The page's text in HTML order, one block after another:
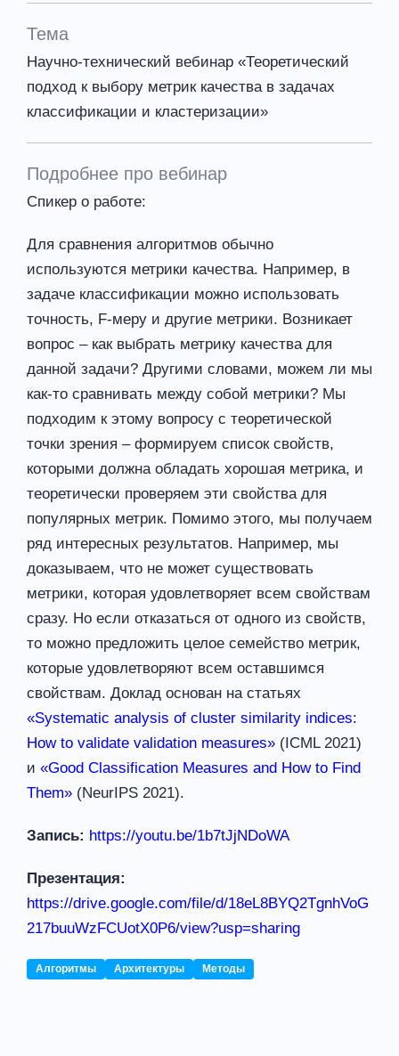
Тема
Научно-технический вебинар «Теоретический
подход к выбору метрик качества в задачах
классификации и кластеризации»
Подробнее про вебинар
Спикер о работе:
Для сравнения алгоритмов обычно
используются метрики качества. Например, в
задаче классификации можно использовать
точность, F-меру и другие метрики. Возникает
вопрос – как выбрать метрику качества для
данной задачи? Другими словами, можем ли мы
как-то сравнивать между собой метрики? Мы
подходим к этому вопросу с теоретической
точки зрения – формируем список свойств,
которыми должна обладать хорошая метрика, и
теоретически проверяем эти свойства для
популярных метрик. Помимо этого, мы получаем
ряд интересных результатов. Например, мы
доказываем, что не может существовать
метрики, которая удовлетворяет всем свойствам
сразу. Но если отказаться от одного из свойств,
то можно предложить целое семейство метрик,
которые удовлетворяют всем оставшимся
свойствам. Доклад основан на статьях
«Systematic analysis of cluster similarity indices:
How to validate validation measures» (ICML 2021)
и «Good Classification Measures and How to Find
Them» (NeurIPS 2021).
Запись: https://youtu.be/1b7tJjNDoWA
Презентация:
https://drive.google.com/file/d/18eL8BYQ2TgnhVoG
217buuWzFCUotX0P6/view?usp=sharing
Алгоритмы Архитектуры Методы